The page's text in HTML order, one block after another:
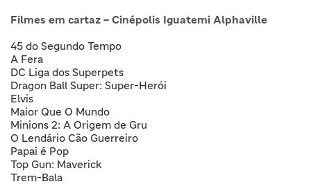
Filmes em cartaz – Cinépolis Iguatemi Alphaville
45 do Segundo Tempo
A Fera
DC Liga dos Superpets
Dragon Ball Super: Super-Herói
Elvis
Maior Que O Mundo
Minions 2: A Origem de Gru
O Lendário Cão Guerreiro
Papai é Pop
Top Gun: Maverick
Trem-Bala